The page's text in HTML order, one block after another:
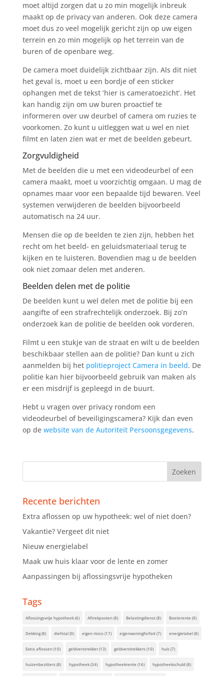
moet altijd zorgen dat u zo min mogelijk inbreuk
maakt op de privacy van anderen. Ook deze camera
moet dus zo veel mogelijk gericht zijn op uw eigen
terrein en zo min mogelijk op het terrein van de
buren of de openbare weg.
De camera moet duidelijk zichtbaar zijn. Als dit niet
het geval is, moet u een bordje of een sticker
ophangen met de tekst ‘hier is cameratoezicht’. Het
kan handig zijn om uw buren proactief te
informeren over uw deurbel of camera om ruzies te
voorkomen. Zo kunt u uitleggen wat u wel en niet
filmt en laten zien wat er met de beelden gebeurt.
Zorgvuldigheid
Met de beelden die u met een videodeurbel of een
camera maakt, moet u voorzichtig omgaan. U mag de
opnames maar voor een bepaalde tijd bewaren. Veel
systemen verwijderen de beelden bijvoorbeeld
automatisch na 24 uur.
Mensen die op de beelden te zien zijn, hebben het
recht om het beeld- en geluidsmateriaal terug te
kijken en te luisteren. Bovendien mag u de beelden
ook niet zomaar delen met anderen.
Beelden delen met de politie
De beelden kunt u wel delen met de politie bij een
aangifte of een strafrechtelijk onderzoek. Bij zo’n
onderzoek kan de politie de beelden ook vorderen.
Filmt u een stukje van de straat en wilt u de beelden
beschikbaar stellen aan de politie? Dan kunt u zich
aanmelden bij het politieproject Camera in beeld. De
politie kan hier bijvoorbeeld gebruik van maken als
er een misdrijf is gepleegd in de buurt.
Hebt u vragen over privacy rondom een
videodeurbel of beveiligingscamera? Kijk dan even
op de website van de Autoriteit Persoonsgegevens.
Recente berichten
Extra aflossen op uw hypotheek: wel of niet doen?
Vakantie? Vergeet dit niet
Nieuw energielabel
Maak uw huis klaar voor de lente en zomer
Aanpassingen bij aflossingsvrije hypotheken
Tags
Aflossingsvrije hypotheek(6) Aftrekposten(8) Belastingdienst(8) Boeterente (9)
Dekking(8) diefstal(9) eigen risico(17) eigenwoningforfait(7) energielabel(8)
Extra aflossen(10) geldverstrekker(13) geldverstrekkers(10) huis(7)
huizenbezitters(8) hypotheek(34) hypotheekrente (16) hypotheekschuld(8)